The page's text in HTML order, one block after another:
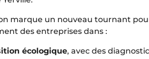
marque un nouveau tournant
des entreprises dans :
écologique, avec des